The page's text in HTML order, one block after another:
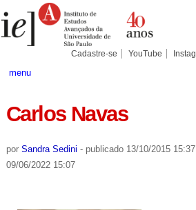
para
conteúdo.
Pessoais
Cadastre-se YouTube
menu
Carlos Navas
por Sandra Sedini - publicado13/10/2015 15:37
09/06/2022 15:07